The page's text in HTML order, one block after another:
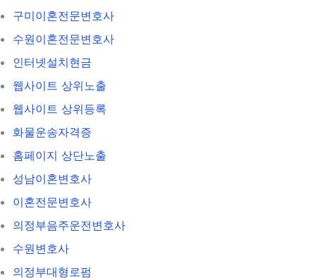
구미이혼전문변호사
수원이혼전문변호사
인터넷설치현금
웹사이트 상위노출
웹사이트 상위등록
화물운송자격증
홈페이지 상단노출
성남이혼변호사
이혼전문변호사
의정부음주운전변호사
수원변호사
의정부대형로펌